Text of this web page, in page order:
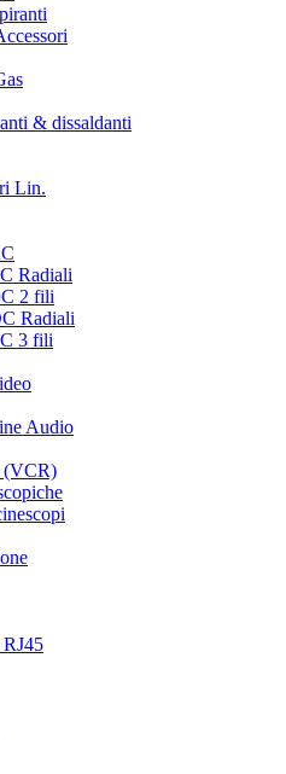
& dissaldanti
Lin.
Radiali
2 fili
Radiali
3 fili
Audio
(VCR)